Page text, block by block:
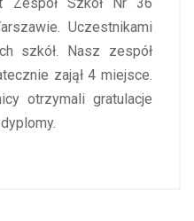
Uczestnikami
szkół. Nasz zespół
zajął 4 miejsce.
otrzymali gratulacje